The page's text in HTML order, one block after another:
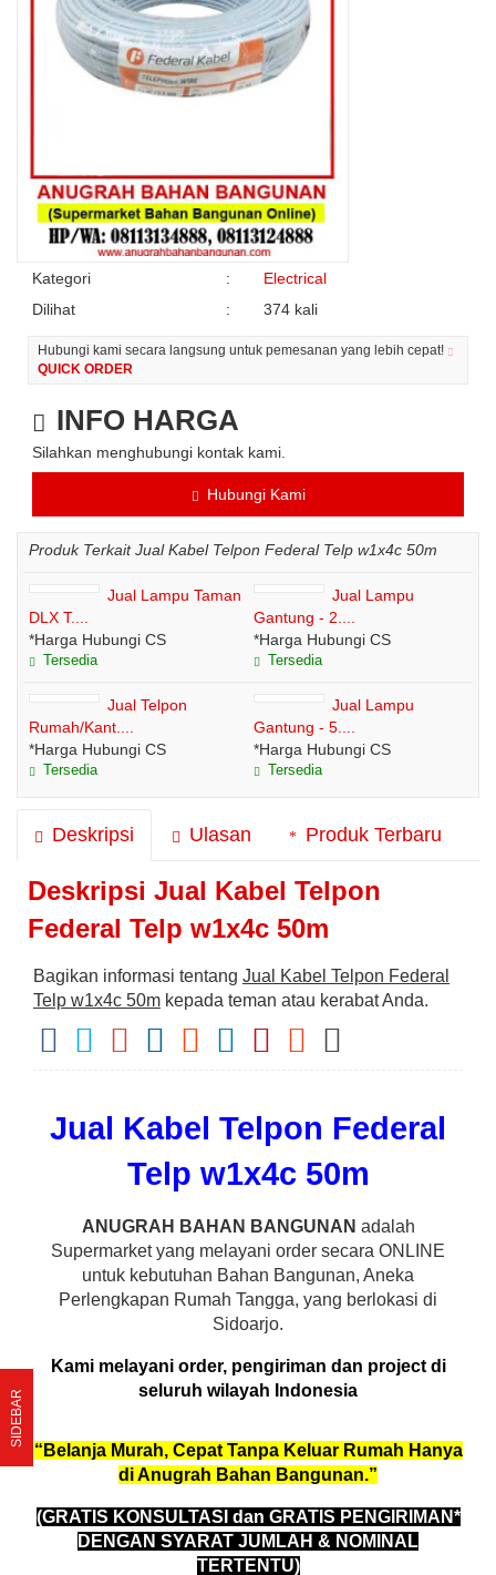
Kategori :
Electrical
Dilihat
: 374 kali
Hubungi kami secara langsung untuk pemesanan yang lebih cepat!
QUICK ORDER
INFO HARGA
Silahkan menghubungi kontak kami.
Hubungi Kami
Produk Terkait Jual Kabel Telpon Federal Telp w1x4c 50m
Jual Lampu Taman
DLX T....
*Harga Hubungi CS
Tersedia
Jual Lampu
Gantung - 2....
*Harga Hubungi CS
Tersedia
Jual Telpon
Rumah/Kant....
*Harga Hubungi CS
Tersedia
Jual Lampu
Gantung - 5....
*Harga Hubungi CS
Tersedia
Deskripsi Ulasan Produk Terbaru
Deskripsi Jual Kabel Telpon
Federal Telp w1x4c 50m
Bagikan informasi tentang Jual Kabel Telpon Federal
Telp w1x4c 50m kepada teman atau kerabat Anda.
Jual Kabel Telpon Federal
Telp w1x4c 50m
ANUGRAH BAHAN BANGUNAN adalah
Supermarket yang melayani order secara ONLINE
untuk kebutuhan Bahan Bangunan, Aneka
Perlengkapan Rumah Tangga, yang berlokasi di
Sidoarjo.
Kami melayani order, pengiriman dan project di
seluruh wilayah Indonesia
“Belanja Murah, Cepat Tanpa Keluar Rumah Hanya
di Anugrah Bahan Bangunan.”
(GRATIS KONSULTASI dan GRATIS PENGIRIMAN*
DENGAN SYARAT JUMLAH & NOMINAL
TERTENTU)
SIDEBAR